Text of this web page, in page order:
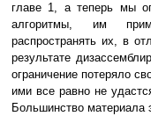
главе 1, а теперь мы
алгоритмы, им
распространять их, в
результате
ограничение потеряло
ими все равно не
Большинство материала